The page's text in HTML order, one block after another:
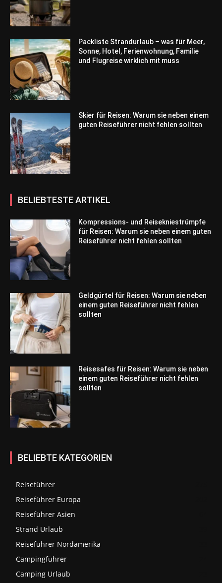
Packliste Strandurlaub – was für Meer,
Sonne, Hotel, Ferienwohnung, Familie
und Flugreise wirklich mit muss
Skier für Reisen: Warum sie neben einem
guten Reiseführer nicht fehlen sollten
BELIEBTESTE ARTIKEL
Kompressions- und Reisekniestrümpfe
für Reisen: Warum sie neben einem guten
Reiseführer nicht fehlen sollten
Geldgürtel für Reisen: Warum sie neben
einem guten Reiseführer nicht fehlen
sollten
Reisesafes für Reisen: Warum sie neben
einem guten Reiseführer nicht fehlen
sollten
BELIEBTE KATEGORIEN
Reiseführer
Reiseführer Europa
Reiseführer Asien
Strand Urlaub
Reiseführer Nordamerika
Campingführer
Camping Urlaub